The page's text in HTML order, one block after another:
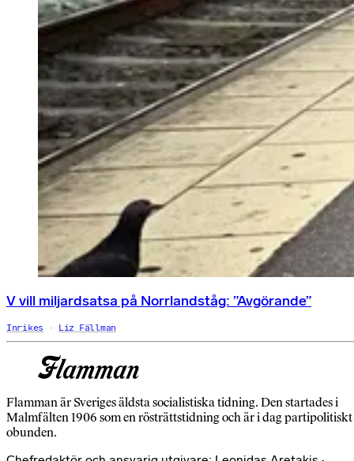
V vill miljardsatsa på Norrlandståg: ”Avgörande”
Inrikes Liz Fällman
Flamman är Sveriges äldsta socialistiska tidning. Den startades i
Malmfälten 1906 som en rösträttstidning och är i dag partipolitiskt
obunden.